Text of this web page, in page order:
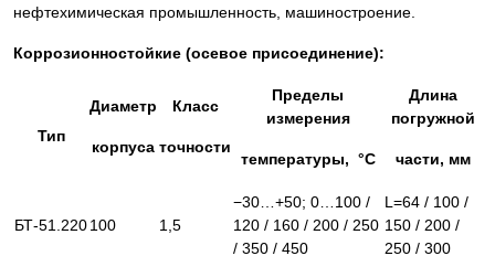
нефтехимическая промышленность, машиностроение.
Коррозионностойкие (осевое присоединение):
Тип
Диаметр
корпуса
Класс
точности
Пределы
измерения
температуры, °C
Длина
погружной
части, мм
БТ-51.220100 1,5
−30…+50; 0…100 /
120 / 160 / 200 / 250
/ 350 / 450
L=64 / 100 /
150 / 200 /
250 / 300